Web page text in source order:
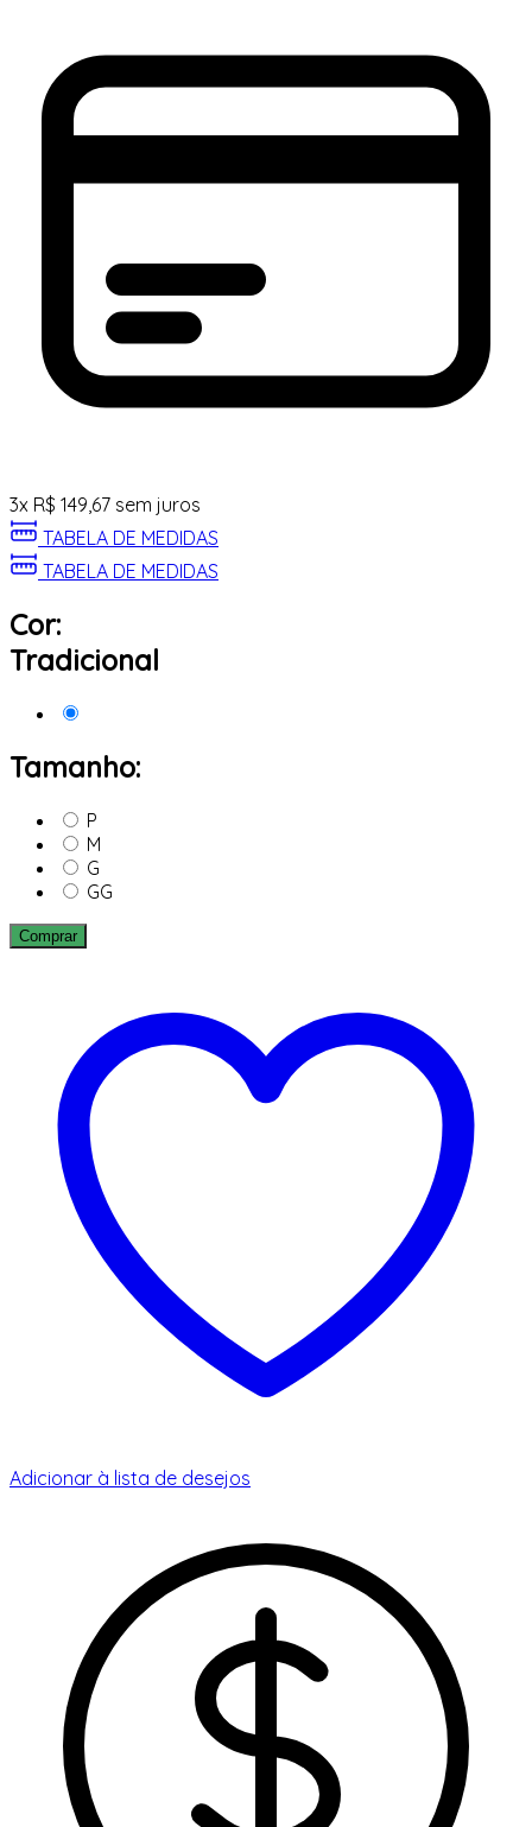
3x R$ 149,67 sem juros
TABELA DE MEDIDAS
TABELA DE MEDIDAS
Cor:
Tradicional
Tamanho:
P
M
G
GG
Comprar
Adicionar à lista de desejos